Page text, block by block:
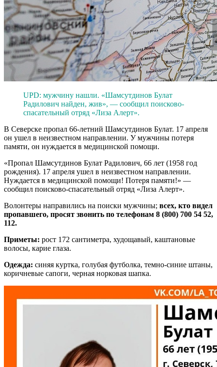
UPD: мужчину нашли. «Шамсутдинов Булат
Радилович найден, жив», — сообщил поисково-
спасательный отряд «Лиза Алерт».
В Северске пропал 66-летний Шамсутдинов Булат. 17 апреля
он ушел в неизвестном направлении. У мужчины потеря
памяти, он нуждается в медицинской помощи.
«Пропал Шамсутдинов Булат Радилович, 66 лет (1958 год
рождения). 17 апреля ушел в неизвестном направлении.
Нуждается в медицинской помощи! Потеря памяти!» —
сообщил поисково-спасательный отряд «Лиза Алерт».
Волонтеры направились на поиски мужчины; всех, кто видел
пропавшего, просят звонить по телефонам 8 (800) 700 54 52,
112.
Приметы: рост 172 сантиметра, худощавый, каштановые
волосы, карие глаза.
Одежда: синяя куртка, голубая футболка, темно-синие штаны,
коричневые сапоги, черная норковая шапка.